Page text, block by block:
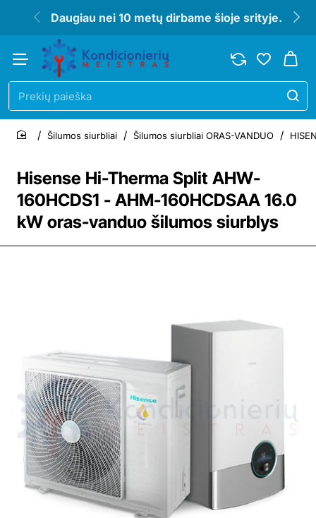
Daugiau nei 10 metų dirbame šioje srityje.
Prekių
paieška
Hisense Hi-Therma Split AHW-
160HCDS1 - AHM-160HCDSAA 16.0
kW oras-vanduo šilumos siurblys
home
Šilumos siurbliai Šilumos siurbliai ORAS-VANDUO